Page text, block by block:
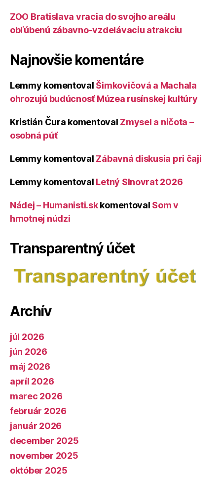
ZOO Bratislava vracia do svojho areálu
obľúbenú zábavno-vzdelávaciu atrakciu
Najnovšie komentáre
Lemmy komentoval Šimkovičová a Machala
ohrozujú budúcnosť Múzea rusínskej kultúry
Kristián Čura komentoval Zmysel a ničota –
osobná púť
Lemmy komentoval Zábavná diskusia pri čaji
Lemmy komentoval Letný Slnovrat 2026
Nádej – Humanisti.skkomentoval Som v
hmotnej núdzi
Transparentný účet
Archív
júl 2026
jún 2026
máj 2026
apríl 2026
marec 2026
február 2026
január 2026
december 2025
november 2025
október 2025